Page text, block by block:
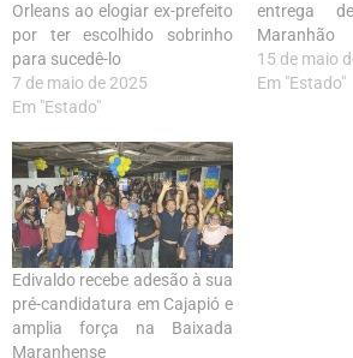
Orleans ao elogiar ex-prefeito
por ter escolhido sobrinho
para sucedê-lo
7 de maio de 2025
Em "Estado"
entrega
Maranhão
15 de maio
Em "Estado"
Edivaldo recebe adesão à sua
pré-candidatura em Cajapió e
amplia força na Baixada
Maranhense